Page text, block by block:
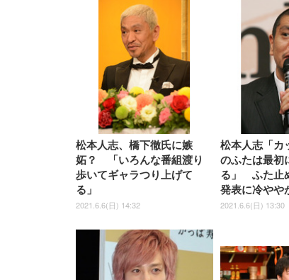
[EdoErgo] オフィスチェア 椅
子 テレワーク 疲れない 跳ね
上げ式アームレスト コンパク
ト 約105度ロッキング pc 事務
椅子 360度回転 座面昇降 強化
ナイロン樹脂ベース 通気性メ
ッシュ 在宅ワーク H-
WY01(黒網+黒枠+黒足)
￥5,699
SIHOO B100 オフィスチェ
／デスクチェア メッシュ
ア 人間工学 疲れない ブ
EIZO ビジネス向けプレミア
ムモニター | FlexScan
EV3240X-WT | 31.5型4K
UHD・USB Type-C・ホワイ
￥105,595
EIZO ビジネス向けプレミア
ムモニター | FlexScan
EV2740X-WT | 27.0型4K
UHD・USB Type-C・ホワイ
Amazonベーシック ペットシ
ーツ 薄型 レギュラー 1回使い
捨て 無香料 ホワイト 300枚
￥3,373
Amazonベーシック ペット
ーツ 厚型 ワイド 42枚x2
枚) ホワイト(吸収面:ライ
松本人志、橋下徹氏に嫉
妬？ 「いろんな番組渡り
歩いてギャラつり上げて
る」
2021.6.6(日) 14:32
松本人志「カ
のふたは最初
る」 ふた止
発表に冷やや
2021.6.6(日) 13:30